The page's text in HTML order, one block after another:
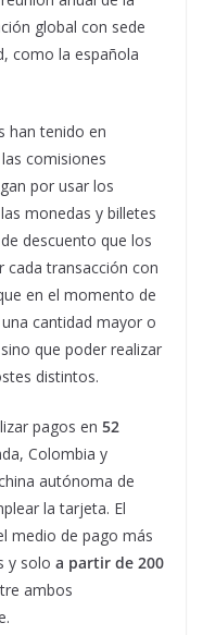
global con sede
como la española
han tenido en
comisiones
por usar los
monedas y billetes
descuento que los
cada transacción con
en el momento de
cantidad mayor o
que poder realizar
distintos.
pagos en 52
Colombia y
autónoma de
la tarjeta. El
medio de pago más
y solo a partir de 200
ambos